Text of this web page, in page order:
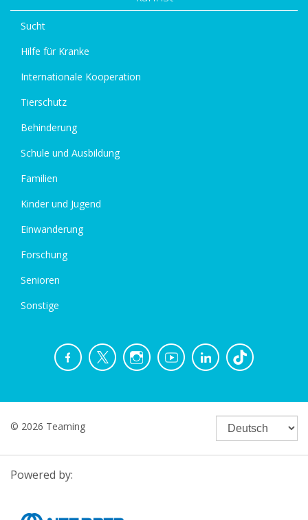
Sucht
Hilfe für Kranke
Internationale Kooperation
Tierschutz
Behinderung
Schule und Ausbildung
Familien
Kinder und Jugend
Einwanderung
Forschung
Senioren
Sonstige
© 2026 Teaming
Powered by: